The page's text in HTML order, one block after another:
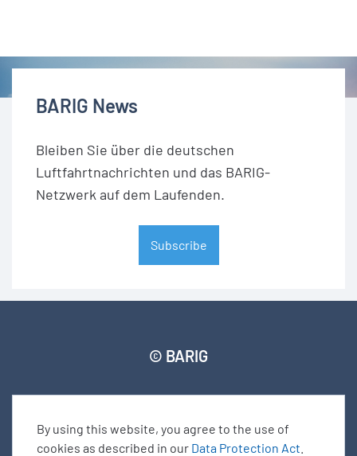
By using this website, you agree to the use of
cookies as described in our Data Protection Act
BARIG News
Bleiben Sie über die deutschen
Luftfahrtnachrichten und das BARIG-
Netzwerk auf dem Laufenden.
Subscribe
© BARIG
Seitenverzeichnis